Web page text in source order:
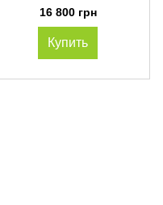
125х63х200, 700А.46.28.003-3
16 800 грн
Купить